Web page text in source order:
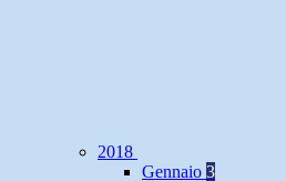
2018
Gennaio 3